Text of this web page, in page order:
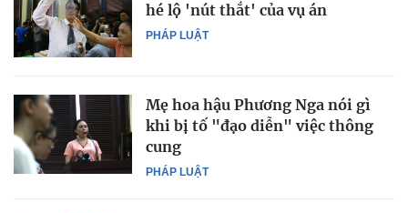
PHÁP LUẬT
hé lộ 'nút thắt' của vụ án
PHÁP LUẬT
Mẹ hoa hậu Phương Nga nói gì
khi bị tố "đạo diễn" việc thông
cung